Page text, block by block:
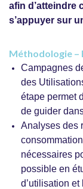
afin d’atteindre
s’appuyer sur
Méthodologie –
Campagnes
des
étape permet
de guider
Analyses des
nécessaires
possible en
d’utilisation